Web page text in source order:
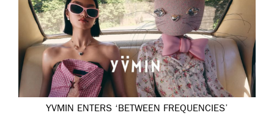
YVMIN ENTERS ‘BETWEEN FREQUENCIES’